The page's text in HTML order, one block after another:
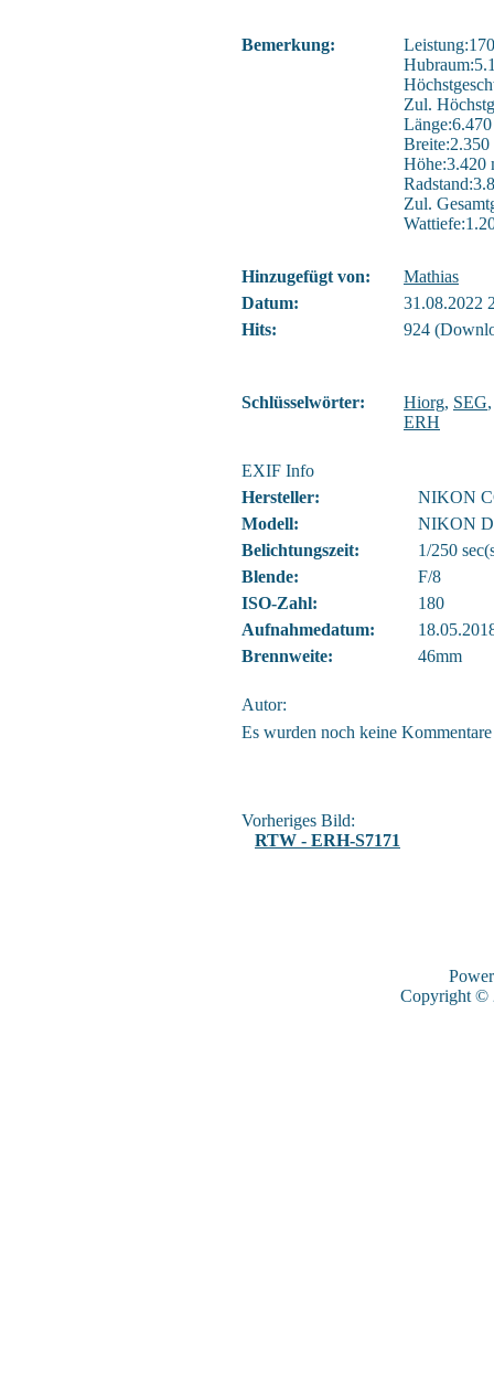
Bemerkung:
Zul.
Breite:2.350
Höhe:3.420
Zul.
Hinzugefügt von:
Mathias
Datum:
31.08.2022
Hits:
924
Schlüsselwörter: Hiorg, SEG,
ERH
EXIF Info
Hersteller:
NIKON
Modell:
NIKON
Belichtungszeit:
1/250
Blende:
F/8
ISO-Zahl:
180
Aufnahmedatum:
Brennweite:
46mm
Autor:
Es wurden noch keine Kommentare
Vorheriges Bild:
RTW - ERH-S7171
Copyright ©